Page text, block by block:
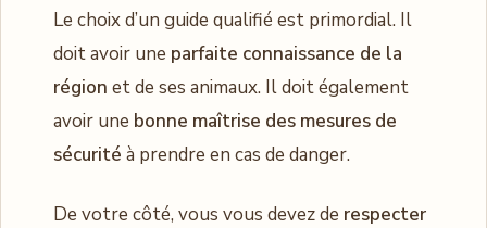
Le choix d’un guide qualifié est primordial. Il
doit avoir une parfaite connaissance de la
région et de ses animaux. Il doit également
avoir une bonne maîtrise des mesures de
sécurité à prendre en cas de danger.
De votre côté, vous vous devez de respecter